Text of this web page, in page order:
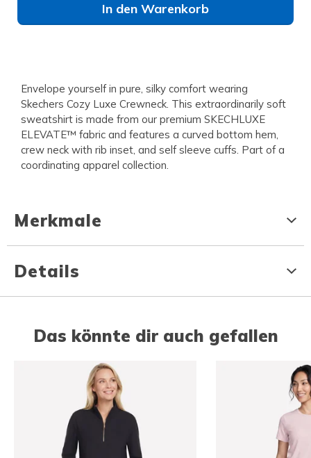
In den Warenkorb
Envelope yourself in pure, silky comfort wearing
Skechers Cozy Luxe Crewneck. This extraordinarily soft
sweatshirt is made from our premium SKECHLUXE
ELEVATE™ fabric and features a curved bottom hem,
crew neck with rib inset, and self sleeve cuffs. Part of a
coordinating apparel collection.
Merkmale
Details
Das könnte dir auch gefallen